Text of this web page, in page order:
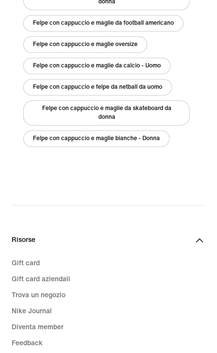
donna
Felpe con cappuccio e maglie da football americano
Felpe con cappuccio e maglie oversize
Felpe con cappuccio e maglie da calcio - Uomo
Felpe con cappuccio e felpe da netball da uomo
Felpe con cappuccio e maglie da skateboard da
donna
Felpe con cappuccio e maglie bianche - Donna
Risorse
Gift card
Gift card aziendali
Trova un negozio
Nike Journal
Diventa member
Feedback